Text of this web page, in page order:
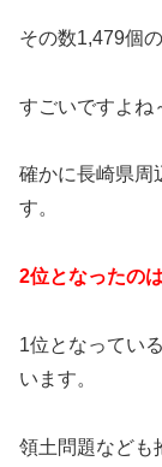
その数1,479個
すごいですよね
確かに長崎県周
す。
2位となったの
1位となってい
います。
領土問題なども